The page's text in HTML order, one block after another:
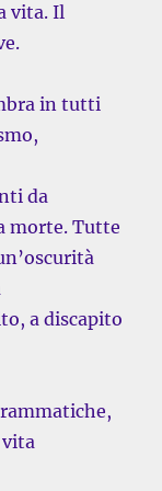
vita. Il
in tutti
da
morte. Tutte
a discapito
vita